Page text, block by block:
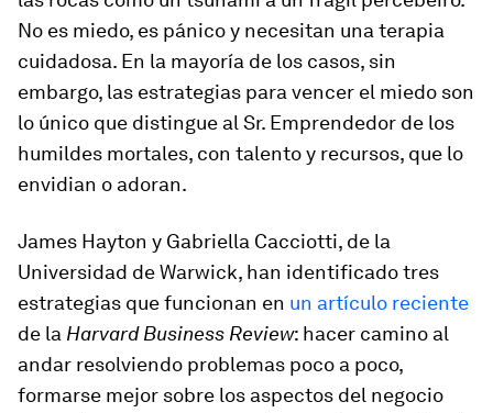
No es miedo, es pánico y necesitan una terapia
cuidadosa. En la mayoría de los casos, sin
embargo, las estrategias para vencer el miedo son
lo único que distingue al Sr. Emprendedor de los
humildes mortales, con talento y recursos, que lo
envidian o adoran.
James Hayton y Gabriella Cacciotti, de la
Universidad de Warwick, han identificado tres
estrategias que funcionan en un artículo reciente
de la Harvard Business Review: hacer camino al
andar resolviendo problemas poco a poco,
formarse mejor sobre los aspectos del negocio